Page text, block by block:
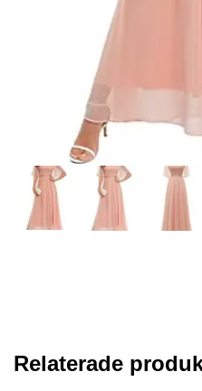
Relaterade